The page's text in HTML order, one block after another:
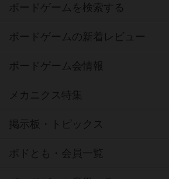
ボードゲームを検索する
ボードゲームの新着レビュー
ボードゲーム会情報
メカニクス特集
掲示板・トピックス
ボドとも・会員一覧